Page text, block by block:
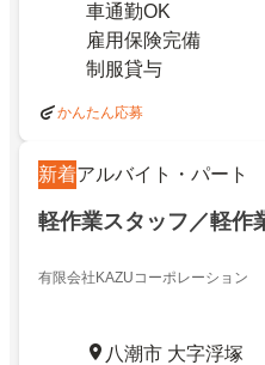
車通勤OK
雇用保険完備
制服貸与
かんたん応募
新着アルバイト・パート
軽作業スタッフ／軽作
有限会社KAZUコーポレーション
八潮市 大字浮塚